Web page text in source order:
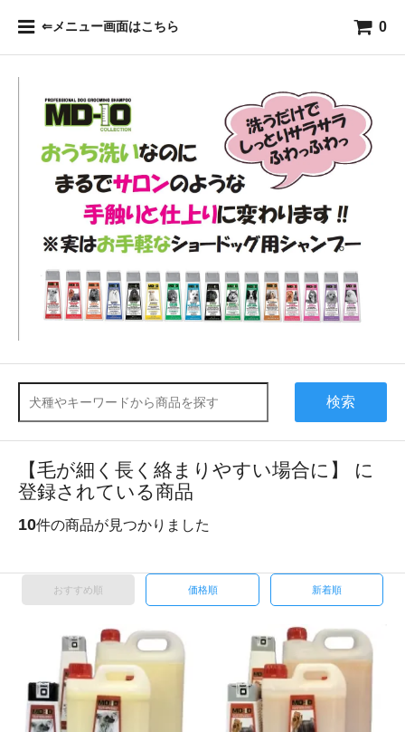
⇐メニュー画面はこちら 0
検索
【毛が細く長く絡まりやすい場合に】 に
登録されている商品
10件の商品が見つかりました
おすすめ順 価格順 新着順